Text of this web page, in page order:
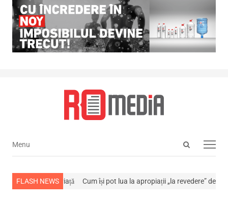
Open
Menu
Menu
FLASH NEWS
a stins din viață Cum își pot lua la apropiații „la revedere” de la…